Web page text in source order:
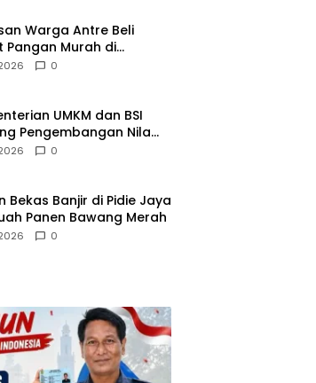
Warga Antre Beli
Pangan Murah di
Tiga0
UMKM dan BSI
Pengembangan Nilam
PT Razma Agro
0
Bekas Banjir di Pidie Jaya
Panen Bawang Merah
0